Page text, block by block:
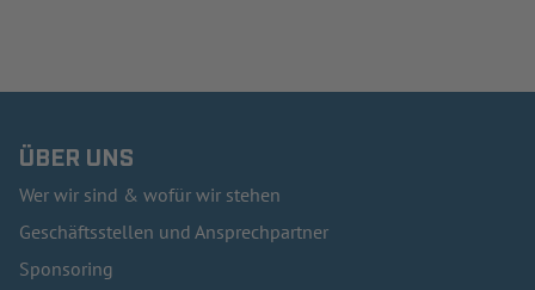
ÜBER UNS
Wer wir sind & wofür wir stehen
Geschäftsstellen und Ansprechpartner
Sponsoring